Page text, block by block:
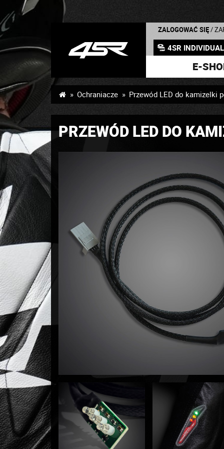
ZALOGOWAĆ SIĘ /
4SR INDIVIDUAL
E-
Ochraniacze Przewód LED do kamizelki
PRZEWÓD LED DO